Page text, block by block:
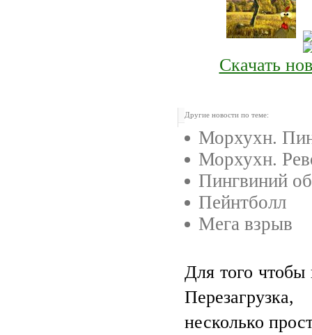
Скачать
Другие новости по теме:
Морхухн.
Морхухн.
Пингвиний
Пейнтболл
Мега взрыв
Для того чтобы
несколько